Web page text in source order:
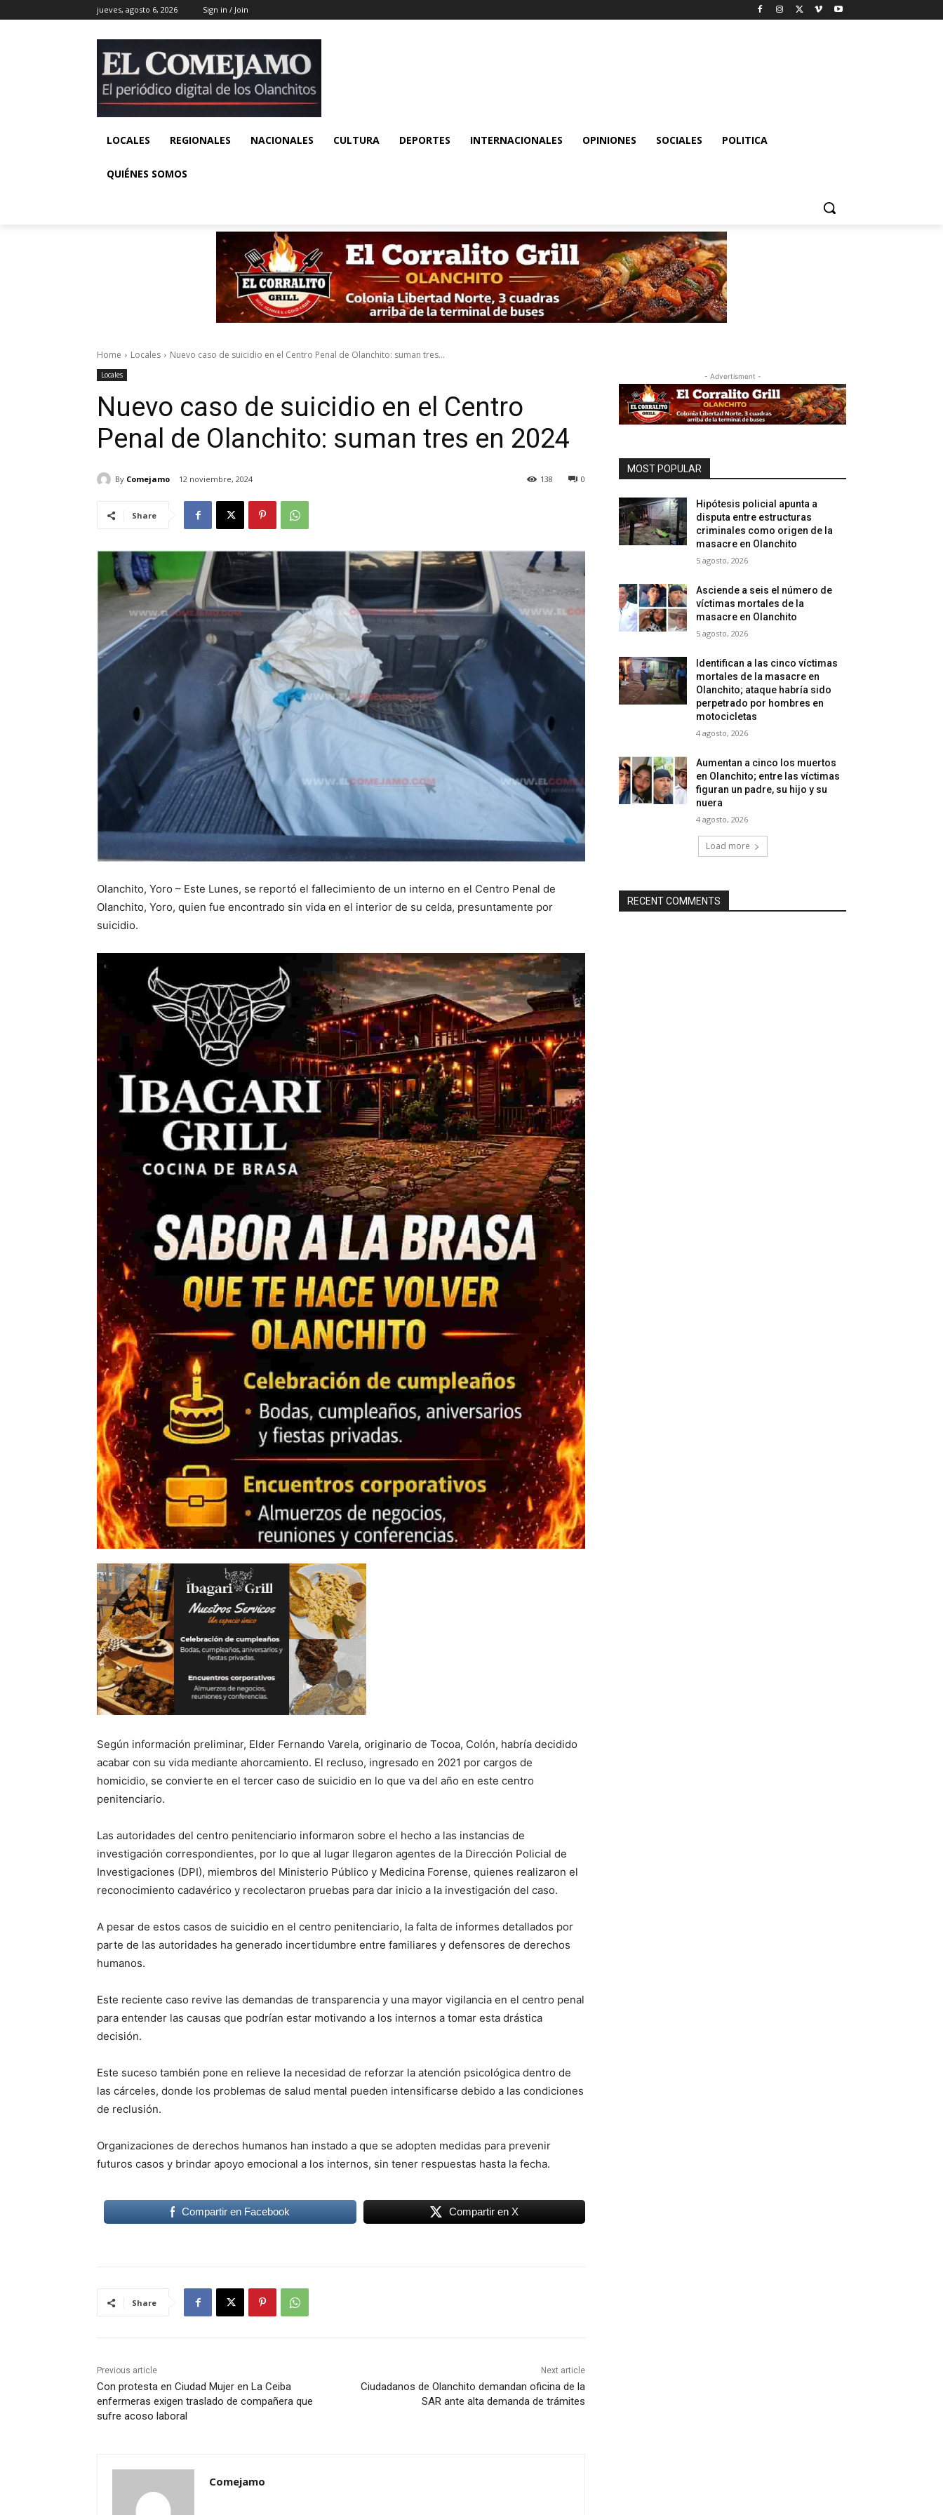
jueves, agosto 6, 2026 Sign in / Join
LOCALES REGIONALES NACIONALES CULTURA DEPORTES INTERNACIONALES OPINIONES SOCIALES POLITICA
QUIÉNES SOMOS
Home Locales Nuevo caso de suicidio en el Centro Penal de Olanchito: suman tres...
Locales
Nuevo caso de suicidio en el Centro
Penal de Olanchito: suman tres en 2024
By Comejamo 12 noviembre, 2024 0
138
Share
Olanchito, Yoro – Este Lunes, se reportó el fallecimiento de un interno en el Centro Penal de
Olanchito, Yoro, quien fue encontrado sin vida en el interior de su celda, presuntamente por
suicidio.
Según información preliminar, Elder Fernando Varela, originario de Tocoa, Colón, habría decidido
acabar con su vida mediante ahorcamiento. El recluso, ingresado en 2021 por cargos de
homicidio, se convierte en el tercer caso de suicidio en lo que va del año en este centro
penitenciario.
Las autoridades del centro penitenciario informaron sobre el hecho a las instancias de
investigación correspondientes, por lo que al lugar llegaron agentes de la Dirección Policial de
Investigaciones (DPI), miembros del Ministerio Público y Medicina Forense, quienes realizaron el
reconocimiento cadavérico y recolectaron pruebas para dar inicio a la investigación del caso.
A pesar de estos casos de suicidio en el centro penitenciario, la falta de informes detallados por
parte de las autoridades ha generado incertidumbre entre familiares y defensores de derechos
humanos.
Este reciente caso revive las demandas de transparencia y una mayor vigilancia en el centro penal
para entender las causas que podrían estar motivando a los internos a tomar esta drástica
decisión.
Este suceso también pone en relieve la necesidad de reforzar la atención psicológica dentro de
las cárceles, donde los problemas de salud mental pueden intensificarse debido a las condiciones
de reclusión.
Organizaciones de derechos humanos han instado a que se adopten medidas para prevenir
futuros casos y brindar apoyo emocional a los internos, sin tener respuestas hasta la fecha.
Compartir en Facebook Compartir en X
Share
Previous article
Con protesta en Ciudad Mujer en La Ceiba
enfermeras exigen traslado de compañera que
sufre acoso laboral
Next article
Ciudadanos de Olanchito demandan oficina de la
SAR ante alta demanda de trámites
Comejamo
- Advertisment -
MOST POPULAR
Hipótesis policial apunta a
disputa entre estructuras
criminales como origen de la
masacre en Olanchito
5 agosto, 2026
Asciende a seis el número de
víctimas mortales de la
masacre en Olanchito
5 agosto, 2026
Identifican a las cinco víctimas
mortales de la masacre en
Olanchito; ataque habría sido
perpetrado por hombres en
motocicletas
4 agosto, 2026
Aumentan a cinco los muertos
en Olanchito; entre las víctimas
figuran un padre, su hijo y su
nuera
4 agosto, 2026
Load more
RECENT COMMENTS